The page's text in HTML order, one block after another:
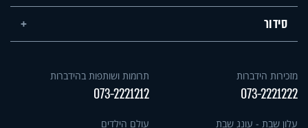
סידור
מזכירות הידברות
073-2221222
תרומות ושותפות בהידברות
073-2221212
עלון שבת - עונג שבת עולם הילדים